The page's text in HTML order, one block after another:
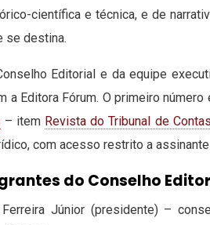
científica e técnica, e de
se destina.
Editorial e da equipe
a Editora Fórum. O primeiro
– item Revista do Tribunal de
com acesso restrito a
do Conselho
Júnior (presidente) –